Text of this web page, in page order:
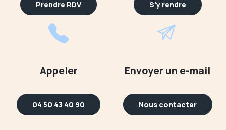
Prendre RDV S'y rendre
Appeler
04 50 43 40 90
Envoyer un e-mail
Nous contacter